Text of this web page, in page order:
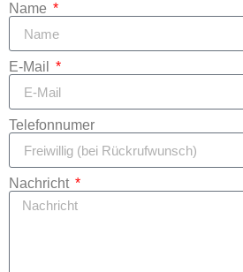
Name
E-Mail
Telefonnumer
Nachricht